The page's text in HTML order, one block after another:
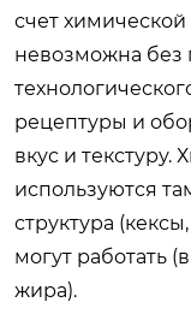
счет
невозможна без
рецептуры и
вкус и
используются
структура
могут работать
жира).